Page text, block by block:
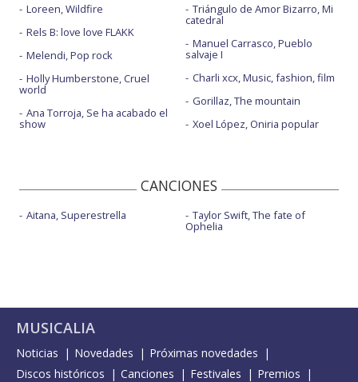
Loreen, Wildfire
Rels B: love love FLAKK
Melendi, Pop rock
Holly Humberstone, Cruel
world
Ana Torroja, Se ha acabado el
show
Triángulo de Amor Bizarro, Mi
catedral
Manuel Carrasco, Pueblo
salvaje I
Charli xcx, Music, fashion, film
Gorillaz, The mountain
Xoel López, Oniria popular
CANCIONES
Aitana, Superestrella Taylor Swift, The fate of
Ophelia
MUSICALIA
Noticias Novedades
Próximas novedades
Discos históricos
Canciones Festivales
Premios